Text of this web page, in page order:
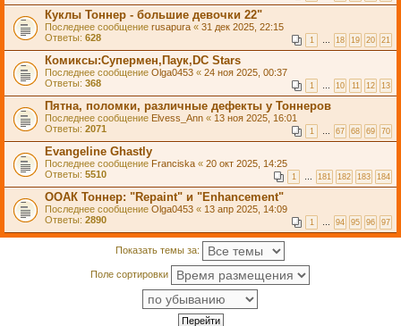
Куклы Тоннер - большие девочки 22"
Последнее сообщение rusapura « 31 дек 2025, 22:15
Ответы: 628 1 … 18 19 20 21
Комиксы:Супермен,Паук,DC Stars
Последнее сообщение Olga0453 « 24 ноя 2025, 00:37
Ответы: 368 1 … 10 11 12 13
Пятна, поломки, различные дефекты у Тоннеров
Последнее сообщение Elvess_Ann « 13 ноя 2025, 16:01
Ответы: 2071 1 … 67 68 69 70
Evangeline Ghastly
Последнее сообщение Franciska « 20 окт 2025, 14:25
Ответы: 5510 1 … 181 182 183 184
ООАК Тоннер: "Repaint" и "Enhancement"
Последнее сообщение Olga0453 « 13 апр 2025, 14:09
Ответы: 2890 1 … 94 95 96 97
Показать темы за:
Поле сортировки